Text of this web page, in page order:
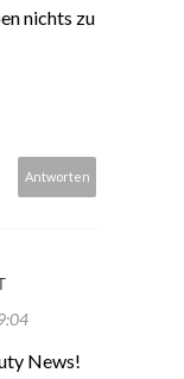
nichts zu
Antworten
News!